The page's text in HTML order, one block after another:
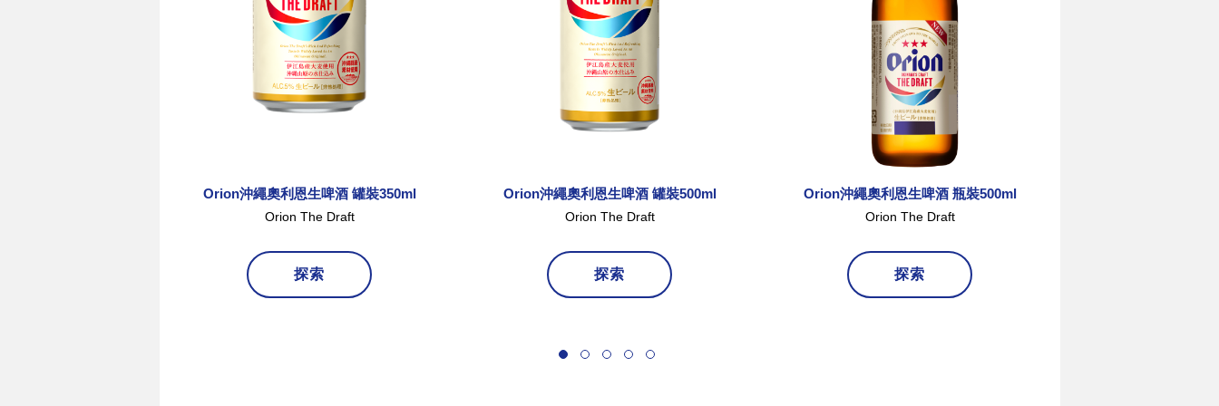
Orion沖繩奧利恩生啤酒 罐裝350ml
Orion The Draft
探索
Orion沖繩奧利恩生啤酒 罐裝500ml
Orion The Draft
探索
Orion沖繩奧利恩生啤酒 瓶裝500ml
Orion The Draft
探索